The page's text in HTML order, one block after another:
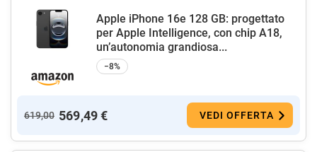
Apple iPhone 16e 128 GB: progettato
per Apple Intelligence, con chip A18,
un’autonomia grandiosa...
−8%
619,00 569,49 € VEDI OFFERTA